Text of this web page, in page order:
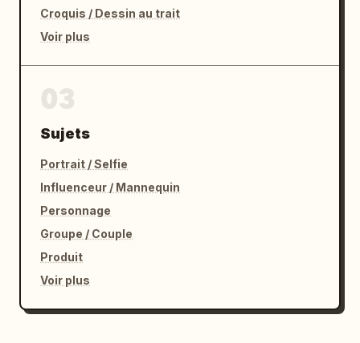
Croquis / Dessin au trait
Voir plus
Sujets
Portrait / Selfie
Influenceur / Mannequin
Personnage
Groupe / Couple
Produit
Voir plus